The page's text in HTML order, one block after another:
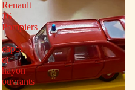
Renault
16
Pompiers
-
capot
et
hayon
ouvrants